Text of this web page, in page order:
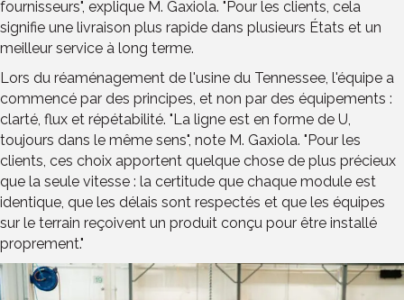
fournisseurs", explique M. Gaxiola. "Pour les clients, cela
signifie une livraison plus rapide dans plusieurs États et un
meilleur service à long terme.
Lors du réaménagement de l'usine du Tennessee, l'équipe a
commencé par des principes, et non par des équipements :
clarté, flux et répétabilité. "La ligne est en forme de U,
toujours dans le même sens", note M. Gaxiola. "Pour les
clients, ces choix apportent quelque chose de plus précieux
que la seule vitesse : la certitude que chaque module est
identique, que les délais sont respectés et que les équipes
sur le terrain reçoivent un produit conçu pour être installé
proprement."